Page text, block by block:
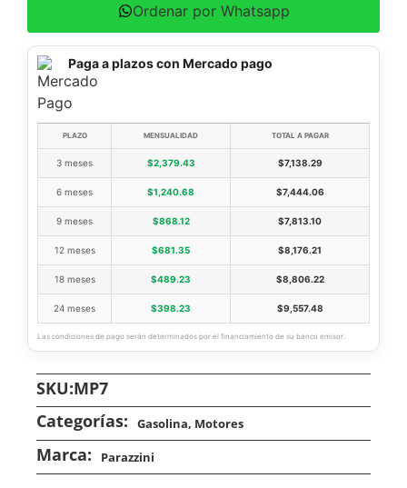
Ordenar por Whatsapp
Paga a plazos con Mercado pago
PLAZO MENSUALIDAD TOTAL A PAGAR
3 meses $2,379.43 $7,138.29
6 meses $1,240.68 $7,444.06
9 meses $868.12 $7,813.10
12 meses $681.35 $8,176.21
18 meses $489.23 $8,806.22
24 meses $398.23 $9,557.48
Las condiciones de pago serán determinados por el financiamiento de su banco emisor.
SKU:MP7
Categorías:
Gasolina, Motores
Marca: Parazzini